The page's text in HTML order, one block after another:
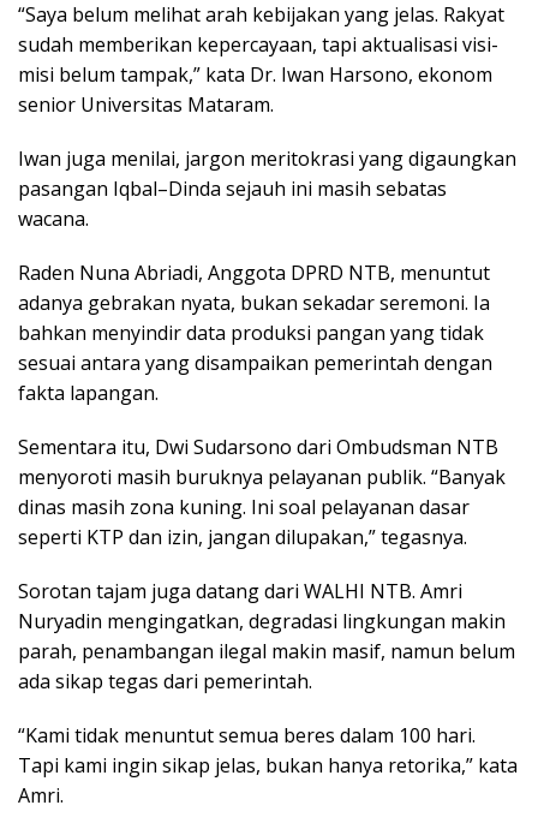
“Saya belum melihat arah kebijakan yang jelas. Rakyat
sudah memberikan kepercayaan, tapi aktualisasi visi-
misi belum tampak,” kata Dr. Iwan Harsono, ekonom
senior Universitas Mataram.
Iwan juga menilai, jargon meritokrasi yang digaungkan
pasangan Iqbal–Dinda sejauh ini masih sebatas
wacana.
Raden Nuna Abriadi, Anggota DPRD NTB, menuntut
adanya gebrakan nyata, bukan sekadar seremoni. Ia
bahkan menyindir data produksi pangan yang tidak
sesuai antara yang disampaikan pemerintah dengan
fakta lapangan.
Sementara itu, Dwi Sudarsono dari Ombudsman NTB
menyoroti masih buruknya pelayanan publik. “Banyak
dinas masih zona kuning. Ini soal pelayanan dasar
seperti KTP dan izin, jangan dilupakan,” tegasnya.
Sorotan tajam juga datang dari WALHI NTB. Amri
Nuryadin mengingatkan, degradasi lingkungan makin
parah, penambangan ilegal makin masif, namun belum
ada sikap tegas dari pemerintah.
“Kami tidak menuntut semua beres dalam 100 hari.
Tapi kami ingin sikap jelas, bukan hanya retorika,” kata
Amri.